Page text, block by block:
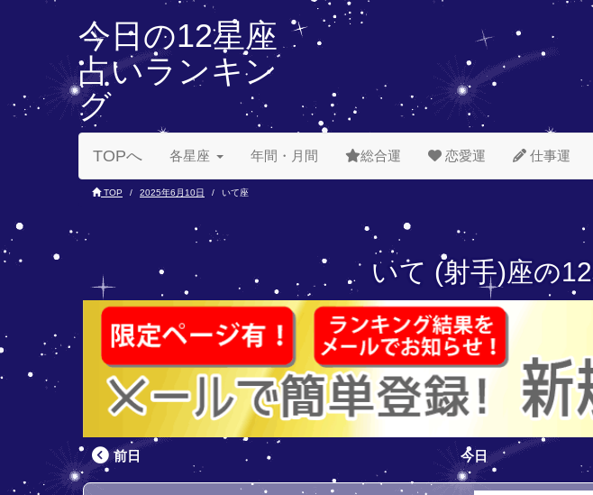
今日の12星座
占いランキン
グ
TOPへ 各星座 年間・月間 総合運 恋愛運 仕事運
TOP 2025年6月10日 いて座
いて (射手)座の
前日 今日